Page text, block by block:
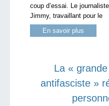
coup d’essai. Le
Jimmy, travaillant pour le
En savoir plus
La «
antifasciste »